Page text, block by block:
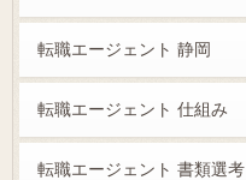
転職エージェント 静岡
転職エージェント 仕組み
転職エージェント 書類選考